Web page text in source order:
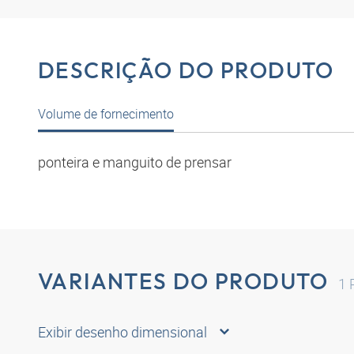
DESCRIÇÃO DO PRODUTO
Volume de fornecimento
ponteira e manguito de prensar
VARIANTES DO PRODUTO 1
Exibir desenho dimensional